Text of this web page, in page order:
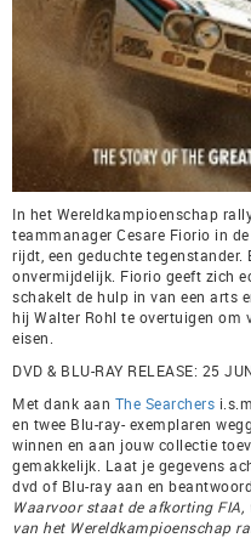
In het Wereldkampioenschap
teammanager Cesare Fiorio in
rijdt, een geduchte
onvermijdelijk. Fiorio geeft zich
schakelt de hulp in van een arts
hij Walter Rohl te overtuigen om
eisen.
DVD & BLU-RAY RELEASE: 25
Met dank aan The Searchers i.s.m.
en twee Blu-ray- exemplaren
winnen en aan jouw collectie
gemakkelijk. Laat je gegevens
dvd of Blu-ray aan en
Waarvoor staat de afkorting
van het Wereldkampioenschap